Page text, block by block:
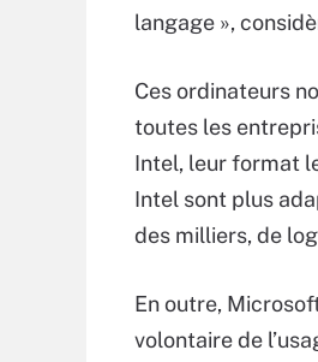
langage »,
Ces ordinateurs
toutes les
Intel, leur format
Intel sont plus
des milliers, de
En outre,
volontaire de